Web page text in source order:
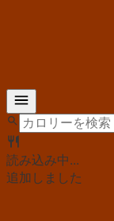
読み込み中...
追加しました